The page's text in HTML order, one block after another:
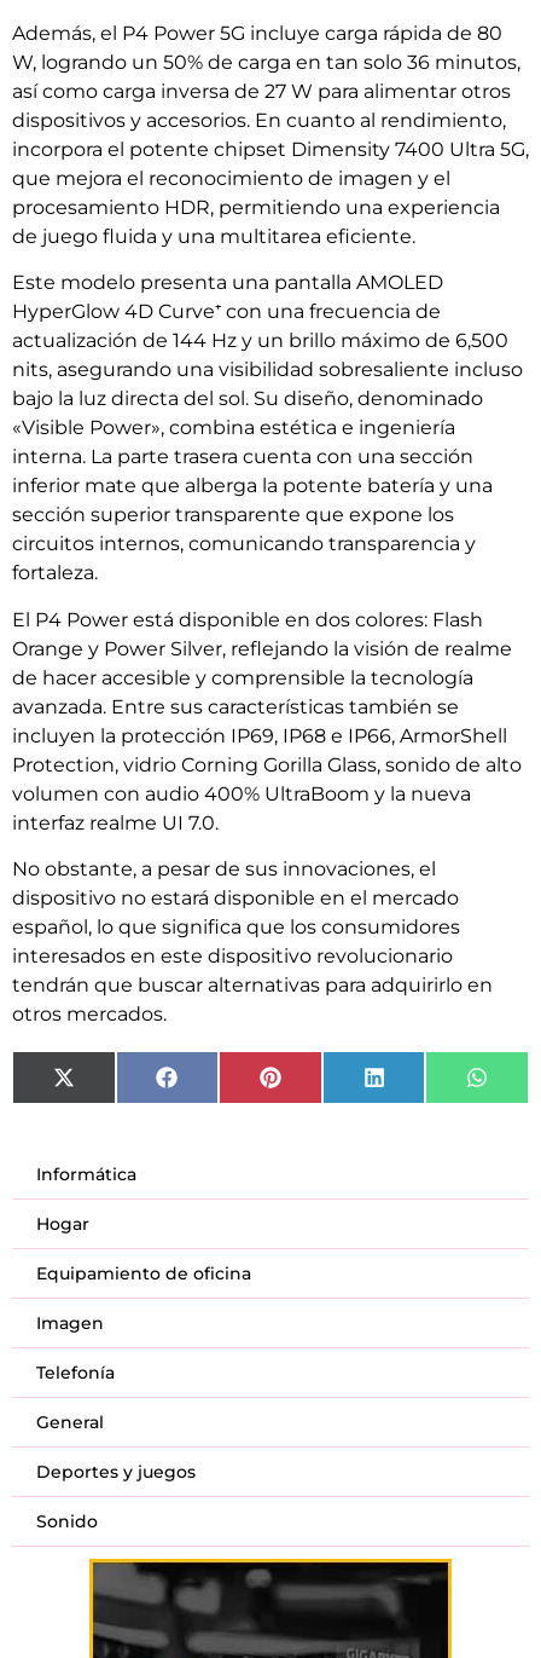
Además, el P4 Power 5G incluye carga rápida de 80
W, logrando un 50% de carga en tan solo 36 minutos,
así como carga inversa de 27 W para alimentar otros
dispositivos y accesorios. En cuanto al rendimiento,
incorpora el potente chipset Dimensity 7400 Ultra 5G,
que mejora el reconocimiento de imagen y el
procesamiento HDR, permitiendo una experiencia
de juego fluida y una multitarea eficiente.
Este modelo presenta una pantalla AMOLED
HyperGlow 4D Curve⁺ con una frecuencia de
actualización de 144 Hz y un brillo máximo de 6,500
nits, asegurando una visibilidad sobresaliente incluso
bajo la luz directa del sol. Su diseño, denominado
«Visible Power», combina estética e ingeniería
interna. La parte trasera cuenta con una sección
inferior mate que alberga la potente batería y una
sección superior transparente que expone los
circuitos internos, comunicando transparencia y
fortaleza.
El P4 Power está disponible en dos colores: Flash
Orange y Power Silver, reflejando la visión de realme
de hacer accesible y comprensible la tecnología
avanzada. Entre sus características también se
incluyen la protección IP69, IP68 e IP66, ArmorShell
Protection, vidrio Corning Gorilla Glass, sonido de alto
volumen con audio 400% UltraBoom y la nueva
interfaz realme UI 7.0.
No obstante, a pesar de sus innovaciones, el
dispositivo no estará disponible en el mercado
español, lo que significa que los consumidores
interesados en este dispositivo revolucionario
tendrán que buscar alternativas para adquirirlo en
otros mercados.
X
(Twitter)
Facebook Pinterest LinkedIn
Informática
Hogar
Equipamiento de oficina
Imagen
Telefonía
General
Deportes y juegos
Sonido